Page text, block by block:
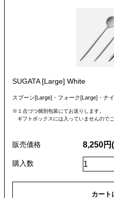
SUGATA [Large] White
スプーン[Large]・フォーク[Large]・ナ
１点づつ個別包装にてお送りします。
ギフトボックスには入っていませんので
販売価格 8,250円
購入数